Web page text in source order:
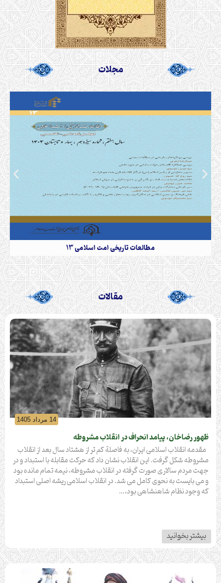
مجلات
مطالعات تاریخی امت اسلامی 13
مقالات
14 مرداد 1405
ظهور رضاخان، پیامد انحراف در انقلاب مشروطه
مقدمه انقلاب اسلامی ایران، به فاصلة کم تر از هشتاد سال بعد از انقلاب
مشروطه شکل گرفت. این انقلاب نشان داد که حرکت مقابله با استبداد و در
جهت مردم سالاری صورت گرفته در انقلاب مشروطه، نیمه تمام مانده بود
و می بایست به نحوی کامل می شد. در انقلاب اسلامی ریشه اصلی استبداد
که وجود نظام شاهنشاهی بود،…
بیشتر بخوانید